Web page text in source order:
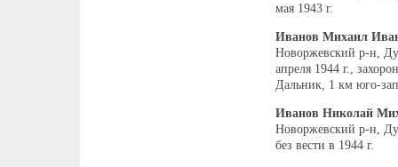
мая 1943 г.
Иванов Михаил
Новоржевский р-н,
апреля 1944 г.,
Дальник, 1 км юго-
Иванов Николай
Новоржевский р-н,
без вести в 1944 г.